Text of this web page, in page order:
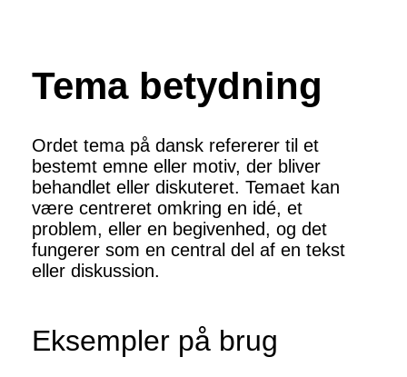
Tema betydning
Ordet tema på dansk refererer til et
bestemt emne eller motiv, der bliver
behandlet eller diskuteret. Temaet kan
være centreret omkring en idé, et
problem, eller en begivenhed, og det
fungerer som en central del af en tekst
eller diskussion.
Eksempler på brug